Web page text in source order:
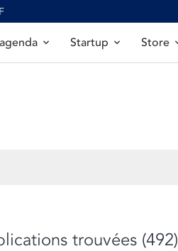
Startup Store
trouvées (492)